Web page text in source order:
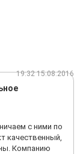
19:32 15.08.2016
с ними по
качественный,
Компанию